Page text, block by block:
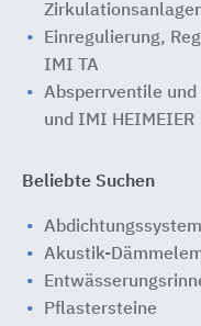
Einregulierung,
IMI TA
Absperrventile und
und IMI HEIMEIER
Beliebte Suchen
Akustik-
Pflastersteine